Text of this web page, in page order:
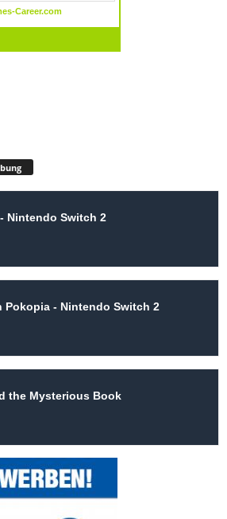
Nintendo Switch 2
Pokopia - Nintendo Switch 2
the Mysterious Book